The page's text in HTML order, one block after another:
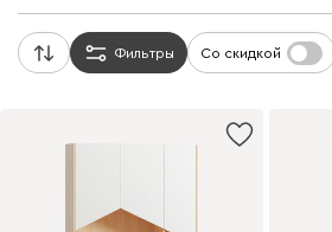
Фильтры Со скидкой